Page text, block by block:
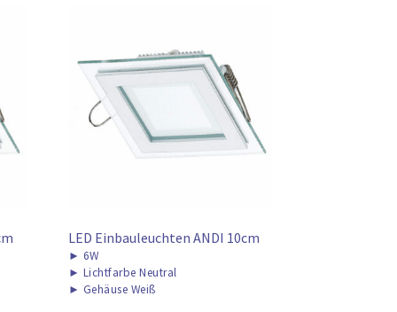
LED Einbauleuchten ANDI 10cm
► 6W
► Lichtfarbe Neutral
► Gehäuse Weiß